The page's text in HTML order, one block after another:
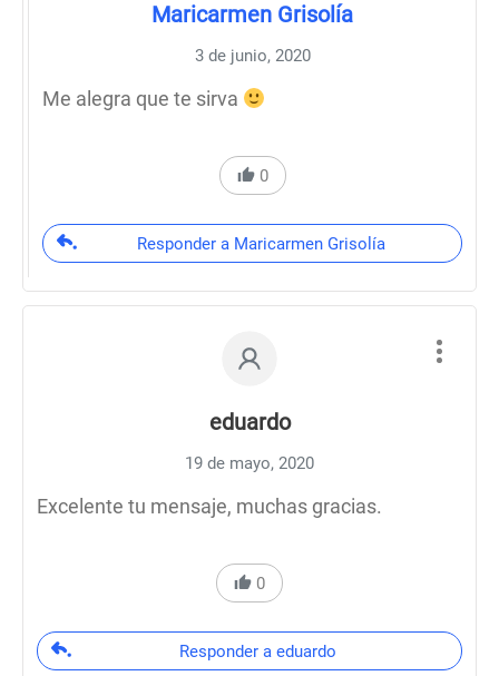
Maricarmen Grisolía
3 de junio, 2020
Me alegra que te sirva
0
Responder a Maricarmen Grisolía
eduardo
19 de mayo, 2020
Excelente tu mensaje, muchas gracias.
0
Responder a eduardo